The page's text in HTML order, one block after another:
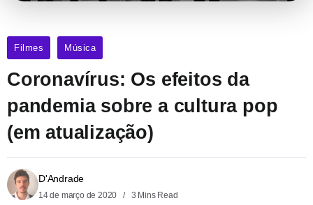
Filmes Música
Coronavírus: Os efeitos da
pandemia sobre a cultura pop
(em atualização)
D'Andrade
14 de março de 2020 3 Mins Read